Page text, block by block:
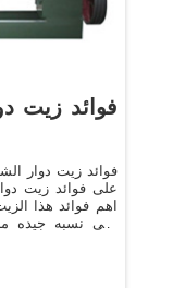
فوائد زيت
فوائد زيت دوار
على فوائد زيت
اهم فوائد هذا
على نسبه جيده